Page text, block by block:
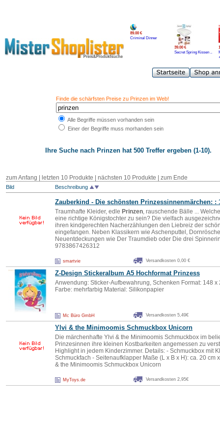
89.00 €
Criminal Dinner
39.00 €
Secret Spring Kissen ..
Finde die schärfsten Preise zu Prinzen im Web!
Alle Begriffe müssen vorhanden sein
Einer der Begriffe muss morhanden sein
Ihre Suche nach Prinzen hat 500 Treffer ergeben (1-10).
zum Anfang | letzten 10 Produkte | nächsten 10 Produkte zum Ende
Bild Beschreibung
Zauberkind - Die schönsten Prinzessinnenmärchen: :
Traumhafte Kleider, edle Prinzen, rauschende Bälle ...
eine richtige Königstochter zu sein? Die vielfach
ihren kindgerechten Nacherzählungen den Liebreiz der
eingefangen. Neben Klassikern wie Aschenputtel,
Neuentdeckungen wie Der Traumdieb oder Die drei
9783867426312
smartvie Versandkosten 0,00 €
Z-Design Stickeralbum A5 Hochformat Prinzess
Anwendung: Sticker-Aufbewahrung, Schenken Format: 148 x
Farbe: mehrfarbig Material: Silikonpapier
Mc Büro GmbH Versandkosten 5,49€
Ylvi & the Minimoomis Schmuckbox Unicorn
Die märchenhafte Ylvi & the Minimoomis Schmuckbox im
Prinzesinnen ihre kleinen Kostbarkeiten angemessen zu
Highlight in jedem Kinderzimmer. Details: - Schmuckbox mit
Schmuckfach - Seitenaufklapper Maße (L x B x H): ca. 20 cm
& the Minimoomis Schmuckbox Unicorn
MyToys.de Versandkosten 2,95€